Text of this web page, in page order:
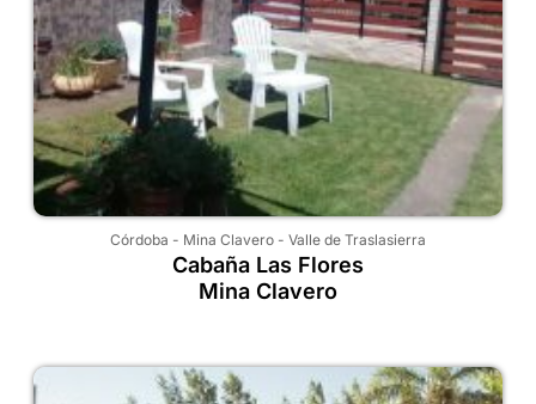
Córdoba - Mina Clavero - Valle de Traslasierra
Cabaña Las Flores
Mina Clavero